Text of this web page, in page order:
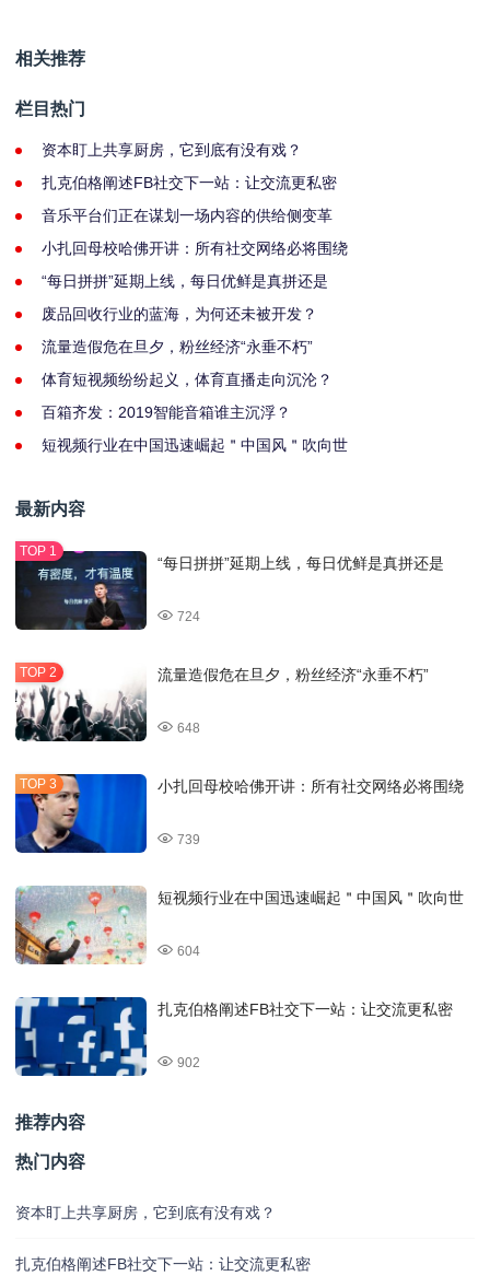
相关推荐
栏目热门
资本盯上共享厨房，它到底有没有戏？
扎克伯格阐述FB社交下一站：让交流更私密
音乐平台们正在谋划一场内容的供给侧变革
小扎回母校哈佛开讲：所有社交网络必将围绕
“每日拼拼”延期上线，每日优鲜是真拼还是
废品回收行业的蓝海，为何还未被开发？
流量造假危在旦夕，粉丝经济“永垂不朽”
体育短视频纷纷起义，体育直播走向沉沦？
百箱齐发：2019智能音箱谁主沉浮？
短视频行业在中国迅速崛起＂中国风＂吹向世
最新内容
“每日拼拼”延期上线，每日优鲜是真拼还是
724
流量造假危在旦夕，粉丝经济“永垂不朽”
648
小扎回母校哈佛开讲：所有社交网络必将围绕
739
短视频行业在中国迅速崛起＂中国风＂吹向世
604
扎克伯格阐述FB社交下一站：让交流更私密
902
推荐内容
热门内容
资本盯上共享厨房，它到底有没有戏？
扎克伯格阐述FB社交下一站：让交流更私密